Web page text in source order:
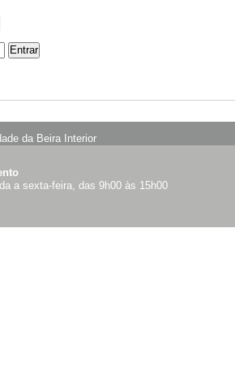
da Beira Interior
a sexta-feira, das 9h00 às 15h00